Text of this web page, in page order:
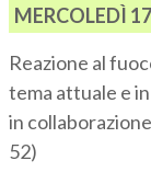
MERCOLEDÌ 17
Reazione al
tema attuale e
in
52)